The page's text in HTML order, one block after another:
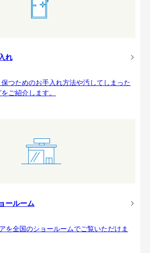
れ
つためのお手入れ方法や汚してしまった
ご紹介します。
ールーム
を全国のショールームでご覧いただけま